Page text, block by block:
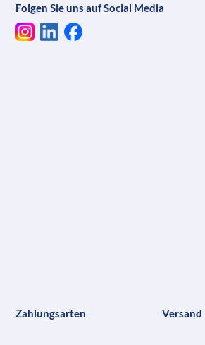
Folgen Sie uns auf Social Media
Zahlungsarten Versand